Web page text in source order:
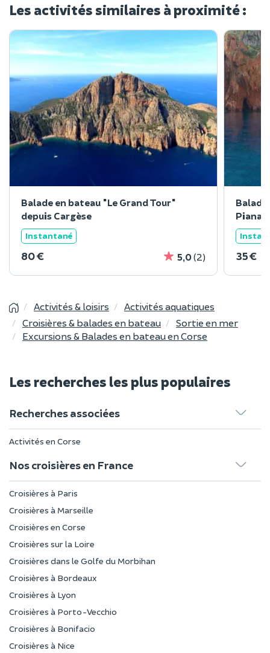
Les activités similaires à proximité :
Balade en bateau "Le Grand Tour"
depuis Cargèse
Instantané
80 € 5,0(2)
Balade
Piana
35 €
Activités & loisirs
Activités aquatiques
Croisières & balades en bateau
Sortie en mer
Excursions & Balades en bateau en Corse
Les recherches les plus populaires
Recherches associées
Activités en Corse
Nos croisières en France
Croisières à Paris
Croisières à Marseille
Croisières en Corse
Croisières sur la Loire
Croisières dans le Golfe du Morbihan
Croisières à Bordeaux
Croisières à Lyon
Croisières à Porto-Vecchio
Croisières à Bonifacio
Croisières à Nice